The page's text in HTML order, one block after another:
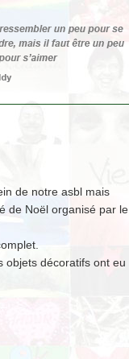
de notre asbl mais
de Noël organisé par le
objets décoratifs ont eu